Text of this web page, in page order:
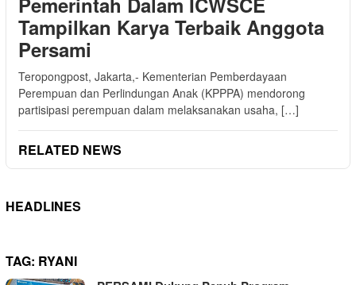
Tampilkan Karya Terbaik Anggota
Persami
Teropongpost, Jakarta,- Kementerian Pemberdayaan
Perempuan dan Perlindungan Anak (KPPPA) mendorong
partisipasi perempuan dalam melaksanakan usaha, […]
RELATED NEWS
HEADLINES
TAG: RYANI